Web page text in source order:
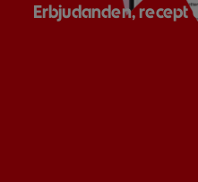
Erbjudanden, recept